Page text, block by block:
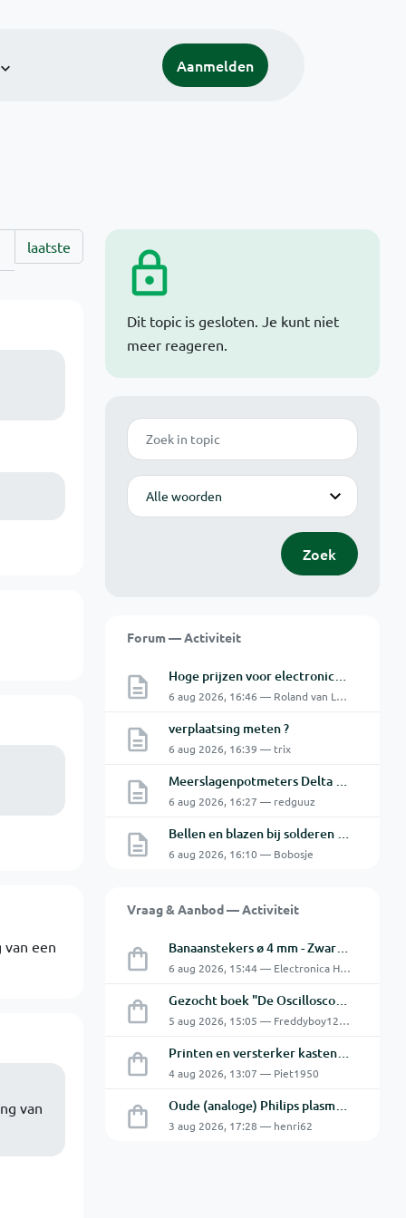
Aanmelden
Dit topic is gesloten. Je kunt niet
meer reageren.
Zoek
Modus
Zoek
Forum — Activiteit
Hoge prijzen voor electronica hobbyisten
6 aug 2026, 16:46 — Roland van Leusden
verplaatsing meten ?
6 aug 2026, 16:39 — trix
Meerslagenpotmeters Delta SM45-70D
6 aug 2026, 16:27 — redguuz
Bellen en blazen bij solderen van Chinese PCBs
6 aug 2026, 16:10 — Bobosje
Vraag & Aanbod — Activiteit
Banaanstekers ø 4 mm - Zwart & Rood - Hirschmann
6 aug 2026, 15:44 — Electronica Hobbyist
Gezocht boek "De Oscilloscoop - Van analoog tot digitaal"
5 aug 2026, 15:05 — Freddyboy1230
Printen en versterker kasten gratis ophalen
4 aug 2026, 13:07 — Piet1950
Oude (analoge) Philips plasma 32" flatscreen.
3 aug 2026, 17:28 — henri62
laatste
een
van